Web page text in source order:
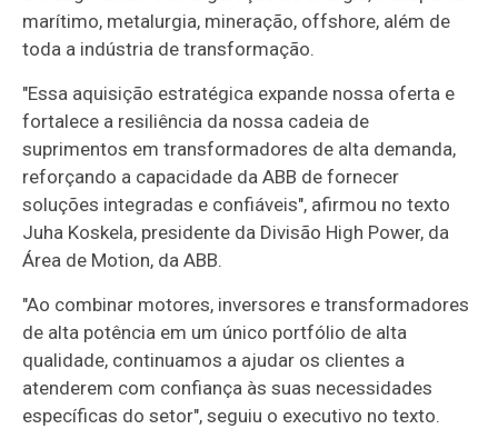
marítimo, metalurgia, mineração, offshore, além de
toda a indústria de transformação.
"Essa aquisição estratégica expande nossa oferta e
fortalece a resiliência da nossa cadeia de
suprimentos em transformadores de alta demanda,
reforçando a capacidade da ABB de fornecer
soluções integradas e confiáveis", afirmou no texto
Juha Koskela, presidente da Divisão High Power, da
Área de Motion, da ABB.
"Ao combinar motores, inversores e transformadores
de alta potência em um único portfólio de alta
qualidade, continuamos a ajudar os clientes a
atenderem com confiança às suas necessidades
específicas do setor", seguiu o executivo no texto.